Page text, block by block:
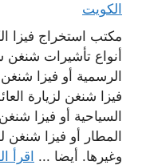
الكويت
مكتب استخراج فيزا
أنواع تأشيرات شنغن
الرسمية أو فيزا
فيزا شنغن لزيارة
السياحية أو فيزا
المطار أو فيزا شنغن
وغيرها. أيضا ... اقرأ